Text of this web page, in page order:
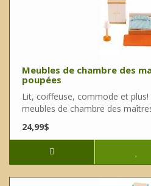
Meubles de chambre des
poupées
Lit, coiffeuse, commode et plus!
meubles de chambre des
24,99$